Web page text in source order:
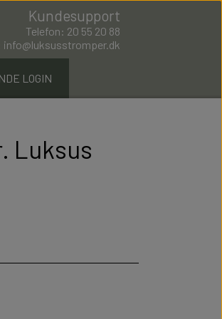
Kundesupport
Telefon: 20 55 20 88
info@luksusstromper.dk
LOGIN
Luksus